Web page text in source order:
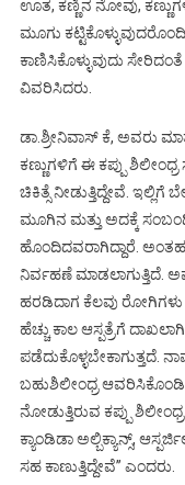
ಊತ, ಕಣ್ಣಿನ ನೋವು,
ಮೂಗು
ಕಾಣಿಸಿಕೊಳ್ಳುವುದು
ವಿವರಿಸಿದರು.
ಡಾ.ಶ್ರೀನಿವಾಸ್ ಕೆ, ಅವರು
ಕಣ್ಣುಗಳಿಗೆ ಈ ಕಪ್ಪು
ಚಿಕಿತ್ಸೆ ನೀಡುತ್ತಿದ್ದೇವೆ.
ಮೂಗಿನ ಮತ್ತು ಅದಕ್ಕೆ
ಹೊಂದಿದವರಾಗಿದ್ದಾರೆ.
ನಿರ್ವಹಣೆ ಮಾಡಲಾಗುತ್ತಿದೆ.
ಹರಡಿದಾಗ ಕೆಲವು ರೋಗಿಗಳು
ಹೆಚ್ಚು ಕಾಲ ಆಸ್ಪತ್ರೆಗೆ
ಪಡೆದುಕೊಳ್ಳಬೇಕಾಗುತ್ತದೆ.
ಬಹುಶಿಲೀಂಧ್ರ
ನೋಡುತ್ತಿರುವ ಕಪ್ಪು
ಕ್ಯಾಂಡಿಡಾ ಅಲ್ಬಿಕ್ಯಾನ್ಸ್,
ಸಹ ಕಾಣುತ್ತಿದ್ದೇವೆ’’ ಎಂದರು.